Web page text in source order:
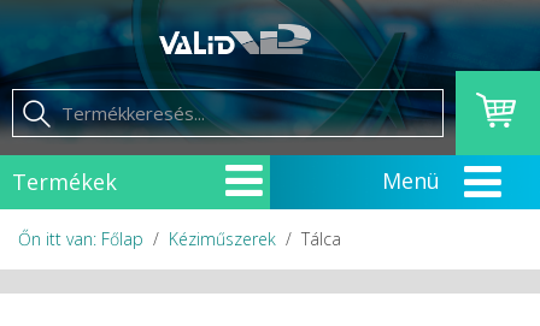
Termékek
Őn itt van: Főlap Kéziműszerek Tálca